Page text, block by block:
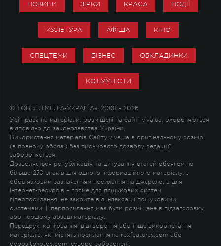
НОВИНИ ЗІРКИ КРАСА ПОДІЇ
КУЛЬТУРА АФІША КІНО
СПЕЦТЕМИ БІЗНЕС ОБКЛАДИНКИ
КОЛУМНІСТИ
© ТОВ «ЕДІМЕДІА-УКРАЇНА», 2008 - 2026
Усі права на матеріали, розміщені на сайті viva.ua, охороняються
відповідно до законодавства України.
Використання матеріалів Сайту viva.ua в оригінальному розмірі
(в повному обсязі) без письмового дозволу редакції
забороняється.
Дозволяється републікація та цитування статей обсягом не
більше 250 знаків для одного інформаційного матеріалу, з
обов'язковим зазначенням посилання на джерело, а для
Інтернет-ресурсів – пряме для пошукових систем
гіперпосилання, не закрите від індексації пошуковими
системами. Гіперпосилання має бути розміщене в підзаголовку
або першому абзаці матеріалу.
Передрук, копіювання, відтворення або інше використання
матеріалів, які містять посилання на rexfeatures.com або
depositphotos.com, суворо заборонені.